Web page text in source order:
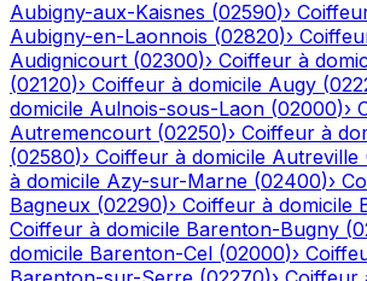
Aubigny-aux-Kaisnes (02590)›
Aubigny-en-Laonnois (02820)›
Audignicourt (02300)› Coiffeur à
(02120)› Coiffeur à domicile Augy (
domicile Aulnois-sous-Laon (02000)›
Autremencourt (02250)› Coiffeur à
(02580)› Coiffeur à domicile Autreville
à domicile Azy-sur-Marne (02400)›
Bagneux (02290)› Coiffeur à domicile
Coiffeur à domicile Barenton-Bugny (
domicile Barenton-Cel (02000)›